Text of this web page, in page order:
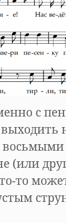
с
(или
то